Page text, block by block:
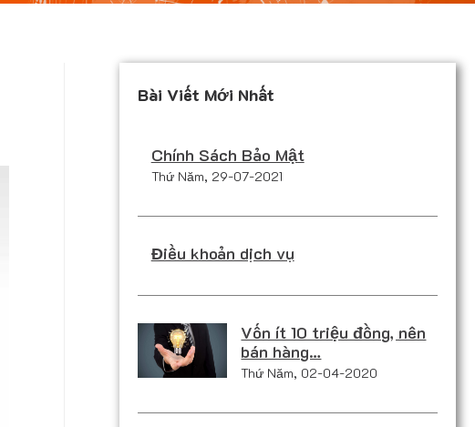
Bài Viết Mới Nhất
Chính Sách Bảo Mật
Thứ Năm, 29-07-2021
Điều khoản dịch vụ
Vốn ít 10 triệu đồng, nên
bán hàng…
Thứ Năm, 02-04-2020